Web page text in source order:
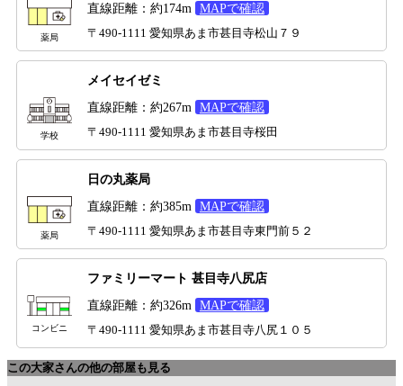
薬局
直線距離：約174m MAPで確認
〒490-1111 愛知県あま市甚目寺松山７９
学校
メイセイゼミ
直線距離：約267m MAPで確認
〒490-1111 愛知県あま市甚目寺桜田
薬局
日の丸薬局
直線距離：約385m MAPで確認
〒490-1111 愛知県あま市甚目寺東門前５２
コンビニ
ファミリーマート 甚目寺八尻店
直線距離：約326m MAPで確認
〒490-1111 愛知県あま市甚目寺八尻１０５
この大家さんの他の部屋も見る